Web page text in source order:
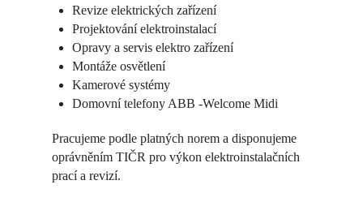
Revize elektrických zařízení
Projektování elektroinstalací
Opravy a servis elektro zařízení
Montáže osvětlení
Kamerové systémy
Domovní telefony ABB -Welcome Midi
Pracujeme podle platných norem a disponujeme
oprávněním TIČR pro výkon elektroinstalačních
prací a revizí.